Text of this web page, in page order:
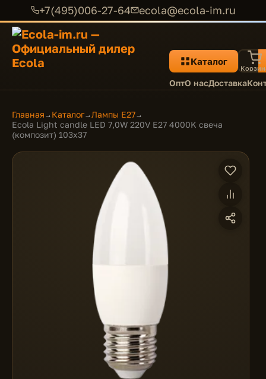
+7(495)006-27-64 ecola@ecola-im.ru
Каталог
ОптО насДоставка
Главная → Каталог→Лампы E27→
Ecola Light candle LED 7,0W 220V E27 4000K свеча
(композит) 103x37